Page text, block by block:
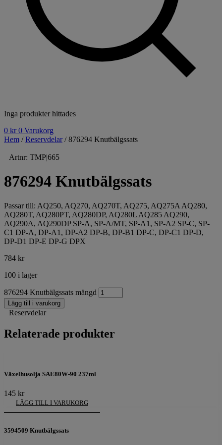
Inga produkter hittades
0 kr 0 Varukorg
Hem /Reservdelar / 876294 Knutbälgssats
Artnr: TMP|665
876294 Knutbälgssats
Passar till: AQ250, AQ270, AQ270T, AQ275, AQ275A AQ280,
AQ280T, AQ280PT, AQ280DP, AQ280L AQ285 AQ290,
AQ290A, AQ290DP SP-A, SP-A/MT, SP-A1, SP-A2 SP-C, SP-
C1 DP-A, DP-A1, DP-A2 DP-B, DP-B1 DP-C, DP-C1 DP-D,
DP-D1 DP-E DP-G DPX
784 kr
100 i lager
876294 Knutbälgssats mängd
Lägg till i varukorg
Reservdelar
Relaterade produkter
Växelhusolja SAE80W-90 237ml
145 kr
LÄGG TILL I VARUKORG
3594509 Knutbälgssats